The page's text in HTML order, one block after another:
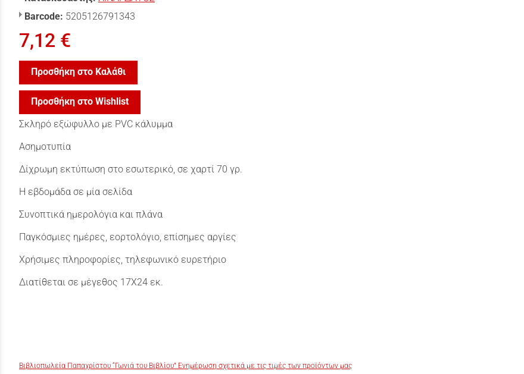
Barcode: 5205126791343
7,12 €
Προσθήκη στο Καλάθι
Προσθήκη στο Wishlist
Σκληρό εξώφυλλο με PVC κάλυµµα
Ασηµοτυπία
Δίχρωμη εκτύπωση στο εσωτερικό, σε χαρτί 70 γρ.
Η εβδομάδα σε μία σελίδα
Συνοπτικά ημερολόγια και πλάνα
Παγκόσμιες ημέρες, εορτολόγιο, επίσημες αργίες
Χρήσιμες πληροφορίες, τηλεφωνικό ευρετήριο
Διατίθεται σε μέγεθος 17Χ24 εκ.
Βιβλιοπωλεία Παπαχρίστου “Γωνιά του Βιβλίου” Ενημέρωση σχετικά με τις τιμές των προϊόντων μας